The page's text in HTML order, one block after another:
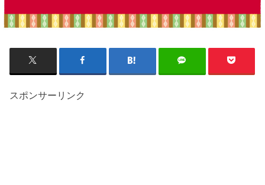
スポンサーリンク